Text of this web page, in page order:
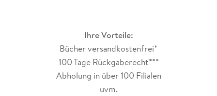
Ihre Vorteile:
Bücher versandkostenfrei*
100 Tage Rückgaberecht***
Abholung in über 100 Filialen
uvm.